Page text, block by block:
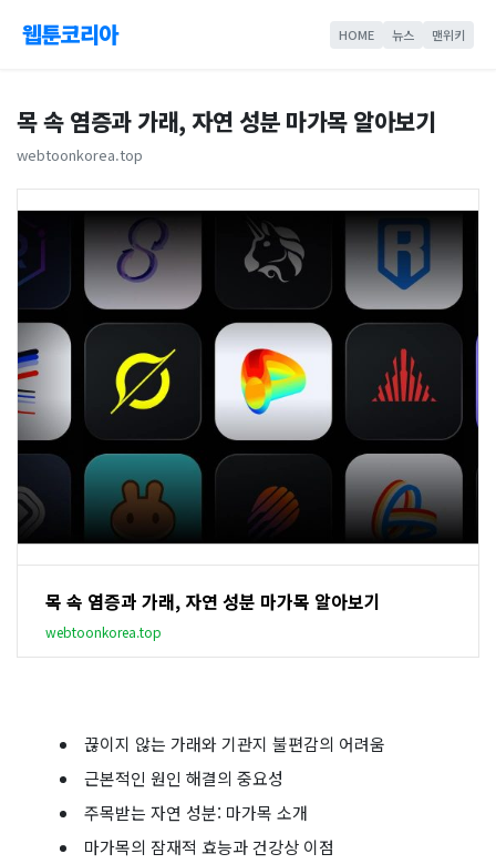
웹툰코리아 HOME 뉴스 맨위키
목 속 염증과 가래, 자연 성분 마가목 알아보기
webtoonkorea.top
목 속 염증과 가래, 자연 성분 마가목 알아보기
webtoonkorea.top
끊이지 않는 가래와 기관지 불편감의 어려움
근본적인 원인 해결의 중요성
주목받는 자연 성분: 마가목 소개
마가목의 잠재적 효능과 건강상 이점